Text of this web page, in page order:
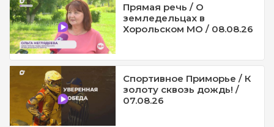
Прямая речь / О
земледельцах в
Хорольском МО / 08.08.26
Спортивное Приморье / К
золоту сквозь дождь! /
07.08.26